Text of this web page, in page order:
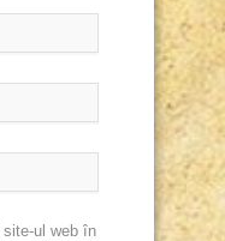
ul web în